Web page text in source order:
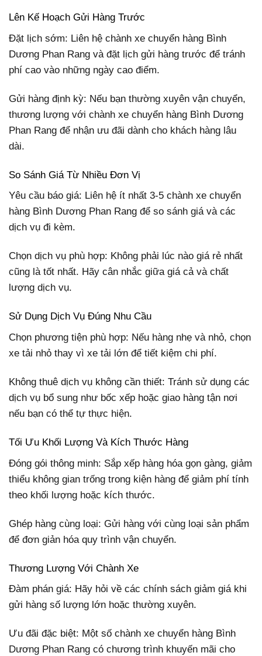
Lên Kế Hoạch Gửi Hàng Trước
Đặt lịch sớm: Liên hệ chành xe chuyển hàng Bình
Dương Phan Rang và đặt lịch gửi hàng trước để tránh
phí cao vào những ngày cao điểm.
Gửi hàng định kỳ: Nếu bạn thường xuyên vận chuyển,
thương lượng với chành xe chuyển hàng Bình Dương
Phan Rang để nhận ưu đãi dành cho khách hàng lâu
dài.
So Sánh Giá Từ Nhiều Đơn Vị
Yêu cầu báo giá: Liên hệ ít nhất 3-5 chành xe chuyển
hàng Bình Dương Phan Rang để so sánh giá và các
dịch vụ đi kèm.
Chọn dịch vụ phù hợp: Không phải lúc nào giá rẻ nhất
cũng là tốt nhất. Hãy cân nhắc giữa giá cả và chất
lượng dịch vụ.
Sử Dụng Dịch Vụ Đúng Nhu Cầu
Chọn phương tiện phù hợp: Nếu hàng nhẹ và nhỏ, chọn
xe tải nhỏ thay vì xe tải lớn để tiết kiệm chi phí.
Không thuê dịch vụ không cần thiết: Tránh sử dụng các
dịch vụ bổ sung như bốc xếp hoặc giao hàng tận nơi
nếu bạn có thể tự thực hiện.
Tối Ưu Khối Lượng Và Kích Thước Hàng
Đóng gói thông minh: Sắp xếp hàng hóa gọn gàng, giảm
thiểu không gian trống trong kiện hàng để giảm phí tính
theo khối lượng hoặc kích thước.
Ghép hàng cùng loại: Gửi hàng với cùng loại sản phẩm
để đơn giản hóa quy trình vận chuyển.
Thương Lượng Với Chành Xe
Đàm phán giá: Hãy hỏi về các chính sách giảm giá khi
gửi hàng số lượng lớn hoặc thường xuyên.
Ưu đãi đặc biệt: Một số chành xe chuyển hàng Bình
Dương Phan Rang có chương trình khuyến mãi cho